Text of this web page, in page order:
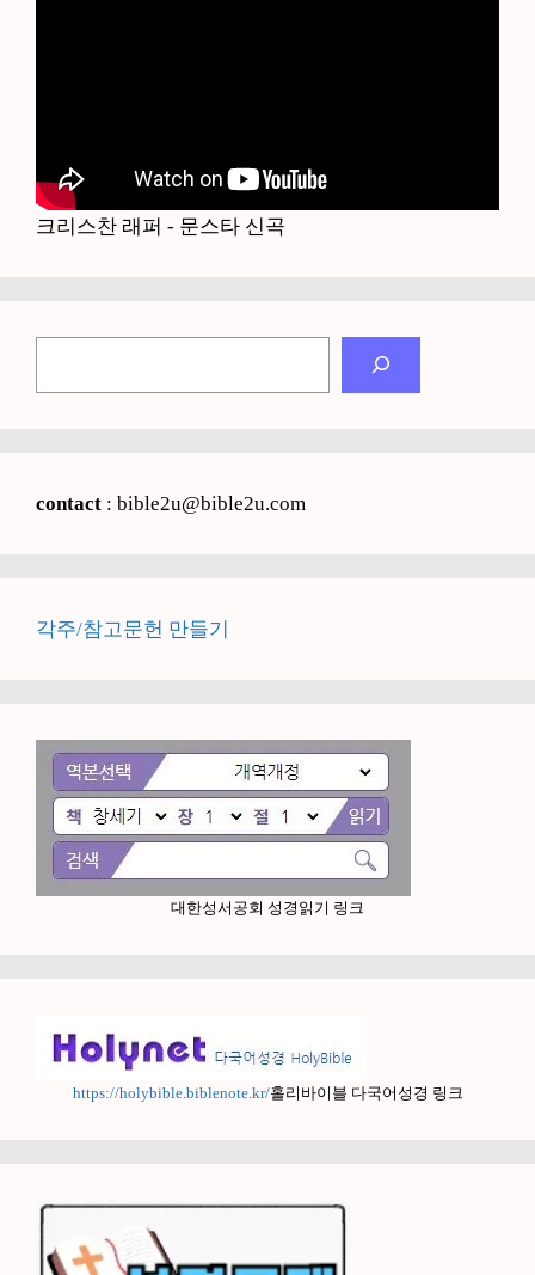
크리스찬 래퍼 - 문스타 신곡
contact : bible2u@bible2u.com
각주/참고문헌 만들기
대한성서공회 성경읽기 링크
https://holybible.biblenote.kr/홀리바이블 다국어성경 링크